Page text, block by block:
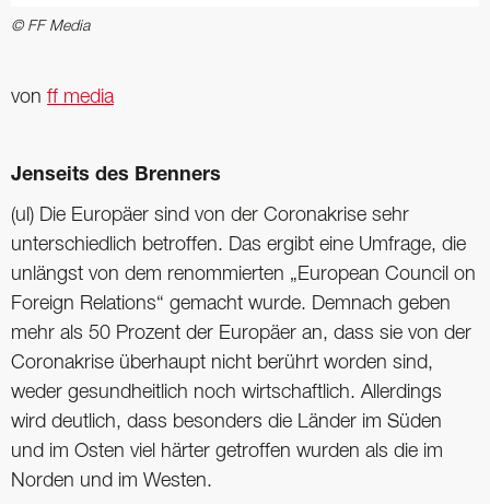
© FF Media
von ff media
Jenseits des Brenners
(ul) Die Europäer sind von der Coronakrise sehr
unterschiedlich betroffen. Das ergibt eine Umfrage, die
unlängst von dem renommierten „European Council on
Foreign Relations“ gemacht wurde. Demnach geben
mehr als 50 Prozent der Europäer an, dass sie von der
Coronakrise überhaupt nicht berührt worden sind,
weder gesundheitlich noch wirtschaftlich. Allerdings
wird deutlich, dass besonders die Länder im Süden
und im Osten viel härter getroffen wurden als die im
Norden und im Westen.